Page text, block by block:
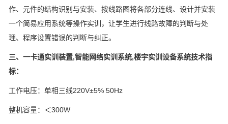
作、元件的结构识别与安装、按线路图将各部分连线、设计并安装
一个简易应用系统等操作实训，让学生进行线路故障的判断与处
理、程序设置错误的判断与纠正。
三、一卡通实训装置,智能网络实训系统,楼宇实训设备系统技术指
标：
工作电压：单相三线220V±5% 50Hz
整机容量：＜300W